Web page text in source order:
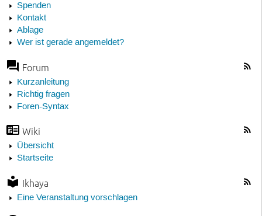
Spenden
Kontakt
Ablage
Wer ist gerade angemeldet?
Forum
Kurzanleitung
Richtig fragen
Foren-Syntax
Wiki
Übersicht
Startseite
Ikhaya
Eine Veranstaltung vorschlagen